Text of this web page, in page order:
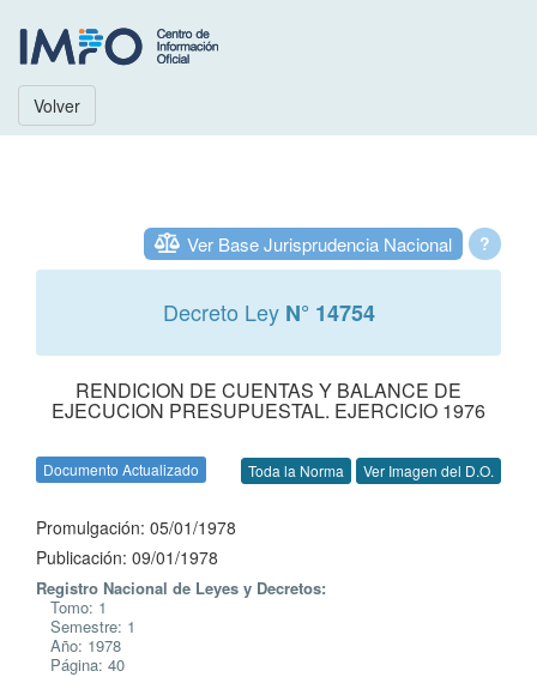
Volver
?
Ver Base Jurisprudencia Nacional
Decreto Ley N° 14754
RENDICION DE CUENTAS Y BALANCE DE
EJECUCION PRESUPUESTAL. EJERCICIO 1976
Documento Actualizado Toda la Norma Ver Imagen del D.O.
Promulgación: 05/01/1978
Publicación: 09/01/1978
Registro Nacional de Leyes y Decretos:
Tomo: 1
Semestre: 1
Año: 1978
Página: 40